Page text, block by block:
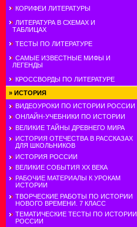
КОРИФЕИ ЛИТЕРАТУРЫ
ЛИТЕРАТУРА В СХЕМАХ И
ТАБЛИЦАХ
ТЕСТЫ ПО ЛИТЕРАТУРЕ
САМЫЕ ИЗВЕСТНЫЕ МИФЫ И
ЛЕГЕНДЫ
КРОССВОРДЫ ПО ЛИТЕРАТУРЕ
» ИСТОРИЯ
ВИДЕОУРОКИ ПО ИСТОРИИ РОССИИ
ОНЛАЙН-УЧЕБНИКИ ПО ИСТОРИИ
ВЕЛИКИЕ ТАЙНЫ ДРЕВНЕГО МИРА
ИСТОРИЯ ОТЕЧЕСТВА В РАССКАЗАХ
ДЛЯ ШКОЛЬНИКОВ
ИСТОРИЯ РОССИИ
ВЕЛИКИЕ СОБЫТИЯ ХХ ВЕКА
РАБОЧИЕ МАТЕРИАЛЫ К УРОКАМ
ИСТОРИИ
ТВОРЧЕСКИЕ РАБОТЫ ПО ИСТОРИИ
НОВОГО ВРЕМЕНИ. 7 КЛАСС
ТЕМАТИЧЕСКИЕ ТЕСТЫ ПО ИСТОРИИ
РОССИИ